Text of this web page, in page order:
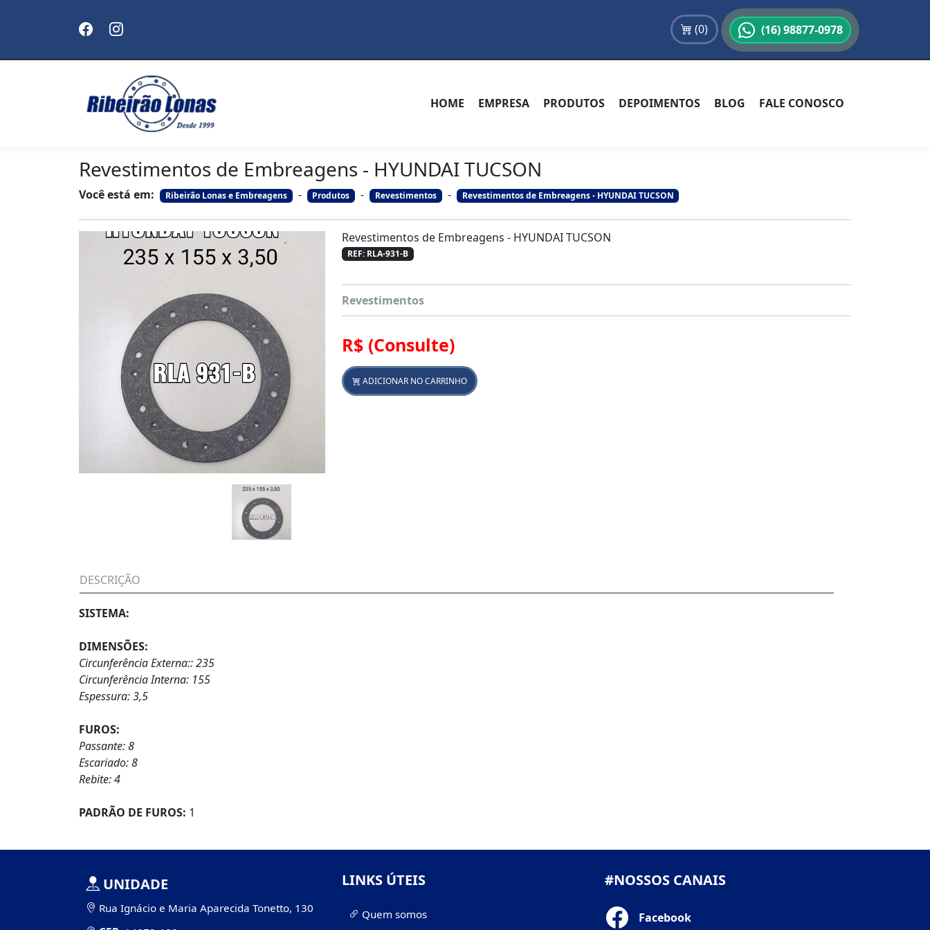
(0) (16) 98877-0978
HOME EMPRESA PRODUTOS DEPOIMENTOS BLOG FALE CONOSCO
Revestimentos de Embreagens - HYUNDAI TUCSON
Você está em: Ribeirão Lonas e Embreagens - Produtos - Revestimentos - Revestimentos de Embreagens - HYUNDAI TUCSON
Revestimentos de Embreagens - HYUNDAI TUCSON
REF: RLA-931-B
Revestimentos
R$ (Consulte)
ADICIONAR NO CARRINHO
DESCRIÇÃO
SISTEMA:
DIMENSÕES:
Circunferência Externa:: 235
Circunferência Interna: 155
Espessura: 3,5
FUROS:
Passante: 8
Escariado: 8
Rebite: 4
PADRÃO DE FUROS: 1
UNIDADE
Rua Ignácio e Maria Aparecida Tonetto, 130
LINKS ÚTEIS
Quem somos
#NOSSOS CANAIS
Facebook